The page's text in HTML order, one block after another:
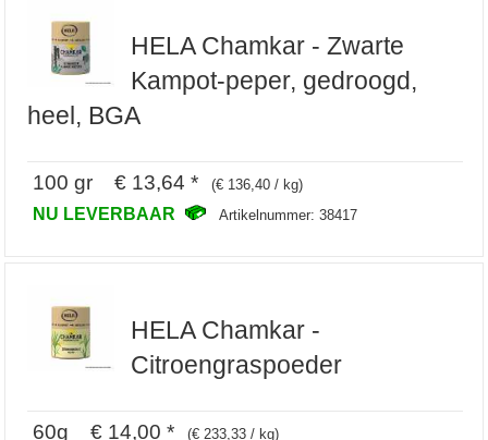
HELA Chamkar - Zwarte
Kampot-peper, gedroogd,
heel, BGA
100 gr € 13,64 * (€ 136,40 / kg)
NU LEVERBAAR Artikelnummer: 38417
HELA Chamkar -
Citroengraspoeder
60g € 14,00 * (€ 233,33 / kg)